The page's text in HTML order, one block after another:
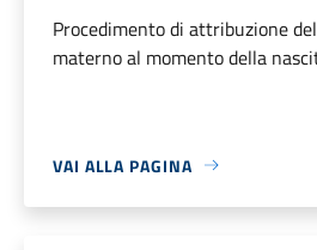
Procedimento di attribuzione
materno al momento della
VAI ALLA PAGINA